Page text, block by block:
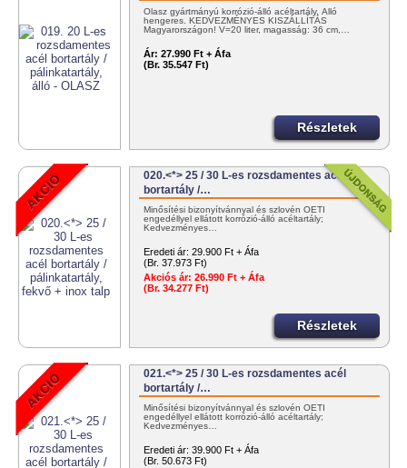
Olasz gyártmányú korrózió-álló acéltartály. Álló
hengeres. KEDVEZMÉNYES KISZÁLLÍTÁS
Magyarországon! V=20 liter, magasság: 36 cm,…
Ár: 27.990 Ft + Áfa
(Br. 35.547 Ft)
Részletek
020.<*> 25 / 30 L-es rozsdamentes acél
bortartály /…
Minősítési bizonyítvánnyal és szlovén OÉTI
engedéllyel ellátott korrózió-álló acéltartály;
Kedvezményes…
Eredeti ár: 29.900 Ft + Áfa
(Br. 37.973 Ft)
Akciós ár: 26.990 Ft + Áfa
(Br. 34.277 Ft)
Részletek
021.<*> 25 / 30 L-es rozsdamentes acél
bortartály /…
Minősítési bizonyítvánnyal és szlovén OÉTI
engedéllyel ellátott korrózió-álló acéltartály;
Kedvezményes…
Eredeti ár: 39.900 Ft + Áfa
(Br. 50.673 Ft)